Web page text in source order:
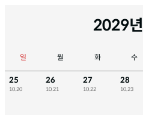
2029년
일 월 화 수
25
10.20
26
10.21
27
10.22
28
10.23